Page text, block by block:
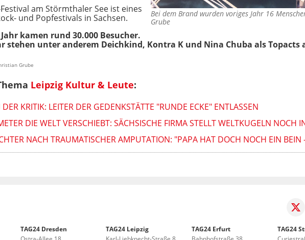
Bei dem Brand wurden voriges Jahr 16
Grube
am Störmthaler See ist eines
und Popfestivals in Sachsen.
kamen rund 30.000 Besucher.
stehen unter anderem Deichkind, Kontra K und Nina Chuba als Topacts
Grube
Leipzig Kultur & Leute:
KRITIK: LEITER DER GEDENKSTÄTTE "RUNDE ECKE" ENTLASSEN
DIE WELT VERSCHIEBT: SÄCHSISCHE FIRMA STELLT WELTKUGELN NOCH
NACH TRAUMATISCHER AMPUTATION: "PAPA HAT DOCH NOCH EIN
TAG24 Dresden
TAG24 Leipzig
TAG24 Erfurt
TAG24